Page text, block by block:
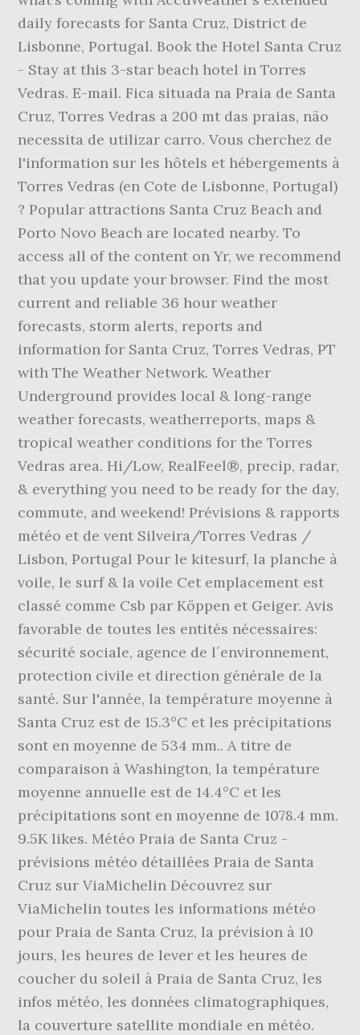
daily forecasts for Santa Cruz, District de
Lisbonne, Portugal. Book the Hotel Santa Cruz
- Stay at this 3-star beach hotel in Torres
Vedras. E-mail. Fica situada na Praia de Santa
Cruz, Torres Vedras a 200 mt das praias, não
necessita de utilizar carro. Vous cherchez de
l'information sur les hôtels et hébergements à
Torres Vedras (en Cote de Lisbonne, Portugal)
? Popular attractions Santa Cruz Beach and
Porto Novo Beach are located nearby. To
access all of the content on Yr, we recommend
that you update your browser. Find the most
current and reliable 36 hour weather
forecasts, storm alerts, reports and
information for Santa Cruz, Torres Vedras, PT
with The Weather Network. Weather
Underground provides local & long-range
weather forecasts, weatherreports, maps &
tropical weather conditions for the Torres
Vedras area. Hi/Low, RealFeel®, precip, radar,
& everything you need to be ready for the day,
commute, and weekend! Prévisions & rapports
météo et de vent Silveira/Torres Vedras /
Lisbon, Portugal Pour le kitesurf, la planche à
voile, le surf & la voile Cet emplacement est
classé comme Csb par Köppen et Geiger. Avis
favorable de toutes les entités nécessaires:
sécurité sociale, agence de l´environnement,
protection civile et direction générale de la
santé. Sur l'année, la température moyenne à
Santa Cruz est de 15.3°C et les précipitations
sont en moyenne de 534 mm.. A titre de
comparaison à Washington, la température
moyenne annuelle est de 14.4°C et les
précipitations sont en moyenne de 1078.4 mm.
9.5K likes. Météo Praia de Santa Cruz -
prévisions météo détaillées Praia de Santa
Cruz sur ViaMichelin Découvrez sur
ViaMichelin toutes les informations météo
pour Praia de Santa Cruz, la prévision à 10
jours, les heures de lever et les heures de
coucher du soleil à Praia de Santa Cruz, les
infos météo, les données climatographiques,
la couverture satellite mondiale en météo.